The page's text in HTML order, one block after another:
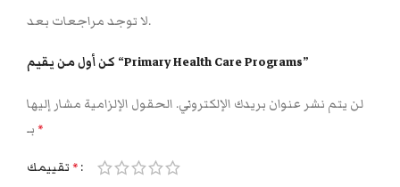
لا توجد مراجعات بعد.
كن أول من يقيم “Primary Health Care Programs”
لن يتم نشر عنوان بريدك الإلكتروني. الحقول الإلزامية مشار إليها
*
*